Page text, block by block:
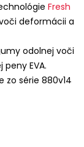
Fresh
deformácii a
odolnej voči
peny EVA.
zo série 880v14